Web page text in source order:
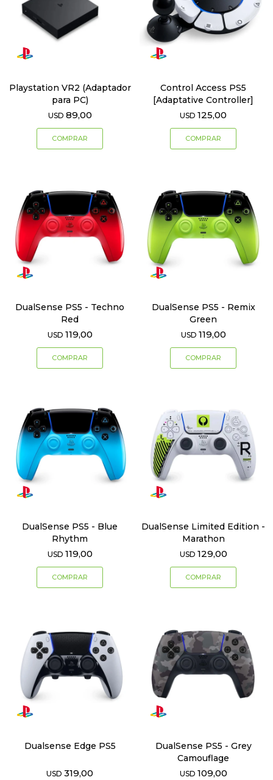
Playstation VR2 (Adaptador
para PC)
USD 89,00
Control Access PS5
[Adaptative Controller]
USD 125,00
DualSense PS5 - Techno
Red
USD 119,00
DualSense PS5 - Remix
Green
USD 119,00
DualSense PS5 - Blue
Rhythm
USD 119,00
DualSense Limited Edition -
Marathon
USD 129,00
Dualsense Edge PS5
USD 319,00
DualSense PS5 - Grey
Camouflage
USD 109,00